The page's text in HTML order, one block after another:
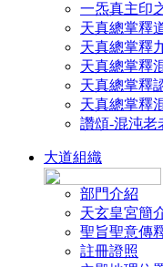
一炁真主印
天真總掌釋
天真總掌釋
天真總掌釋
天真總掌釋
天真總掌釋
讚頌-混沌老
大道組織
部門介紹
天玄皇宮簡
聖旨聖意傳
註冊證照